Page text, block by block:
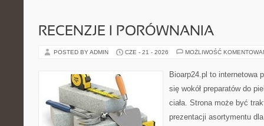
RECENZJE I PORÓWNANIA
POSTED BY ADMIN CZE - 21 - 2026 MOŻLIWOŚĆ
Bioarp24.pl to internetowa
się wokół preparatów do
ciała. Strona może być
prezentacji asortymentu